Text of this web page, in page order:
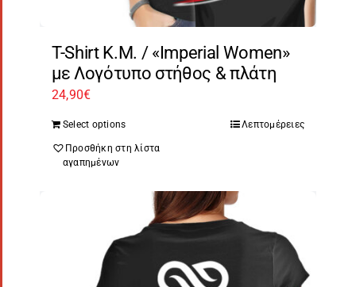
T-Shirt Κ.Μ. / «Imperial Women»
με Λογότυπο στήθος & πλάτη
24,90€
Select options Λεπτομέρειες
Προσθήκη στη λίστα
αγαπημένων